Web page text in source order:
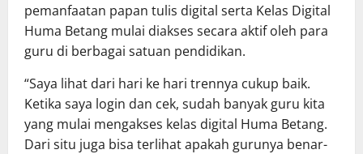
pemanfaatan papan tulis digital serta Kelas Digital
Huma Betang mulai diakses secara aktif oleh para
guru di berbagai satuan pendidikan.
‎“Saya lihat dari hari ke hari trennya cukup baik.
Ketika saya login dan cek, sudah banyak guru kita
yang mulai mengakses kelas digital Huma Betang.
Dari situ juga bisa terlihat apakah gurunya benar-